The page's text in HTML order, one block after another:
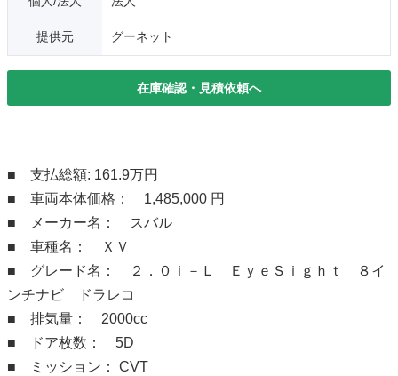
提供元 グーネット
在庫確認・見積依頼へ
■ 支払総額: 161.9万円
■ 車両本体価格： 1,485,000 円
■ メーカー名： スバル
■ 車種名： ＸＶ
■ グレード名： ２．０ｉ－Ｌ ＥｙｅＳｉｇｈｔ ８イ
ンチナビ ドラレコ
■ 排気量： 2000cc
■ ドア枚数： 5D
■ ミッション： CVT